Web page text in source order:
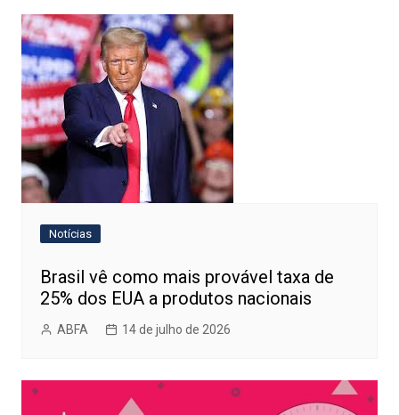
Notícias
Brasil vê como mais provável taxa de
25% dos EUA a produtos nacionais
ABFA 14 de julho de 2026